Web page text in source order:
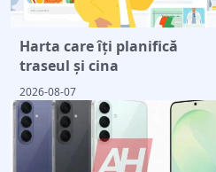
Harta care îți planifică
traseul și cina
2026-08-07